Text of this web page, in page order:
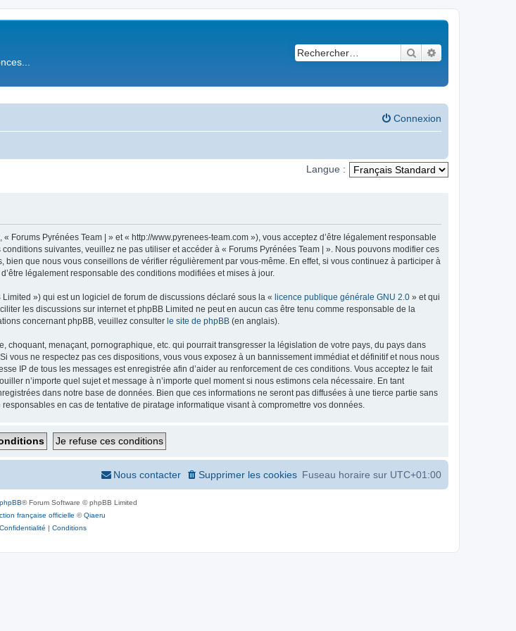
Rechercher
Connexion
Langue :
Forums Pyrénées Team | » et « http://www.pyrenees-team.com »), vous acceptez d’être légalement responsable
suivantes, veuillez ne pas utiliser et accéder à « Forums Pyrénées Team | ». Nous pouvons modifier ces
que nous vous conseillons de vérifier régulièrement par vous-même. En effet, si vous continuez à participer à
légalement responsable des conditions modifiées et mises à jour.
») qui est un logiciel de forum de discussions déclaré sous la « licence publique générale GNU 2.0 » et qui
les discussions sur internet et phpBB Limited ne peut en aucun cas être tenu comme responsable de la
concernant phpBB, veuillez consulter le site de phpBB (en anglais).
menaçant, pornographique, etc. qui pourrait transgresser la législation de votre pays, du pays dans
vous ne respectez pas ces dispositions, vous vous exposez à un bannissement immédiat et définitif et nous nous
IP de tous les messages est enregistrée afin d’aider au renforcement de ces conditions. Vous acceptez le fait
n’importe quel sujet et message à n’importe quel moment si nous estimons cela nécessaire. En tant
dans notre base de données. Bien que ces informations ne seront pas diffusées à une tierce partie sans
en cas de tentative de piratage informatique visant à compromettre vos données.
Fuseau horaire sur UTC+01:00
Supprimer les cookies
Nous contacter
phpBB® Forum Software © phpBB Limited
française officielle ©Qiaeru
Confidentialité | Conditions